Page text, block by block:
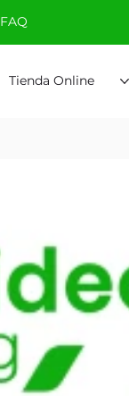
Tienda Online
FAQ